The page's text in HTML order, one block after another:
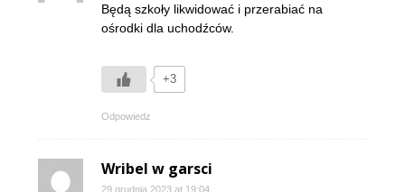
Będą szkoły likwidować i przerabiać na
ośrodki dla uchodźców.
+3
Odpowiedz
Wribel w garsci
29 grudnia 2023 at 19:04